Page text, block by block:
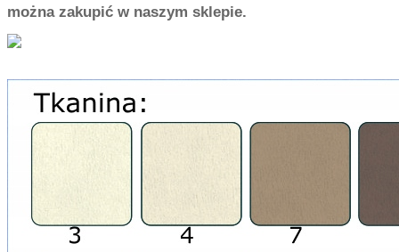
można zakupić w naszym sklepie.